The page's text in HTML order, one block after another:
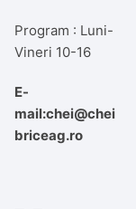
Program : Luni-
Vineri 10-16
E-
mail:chei@chei
briceag.ro